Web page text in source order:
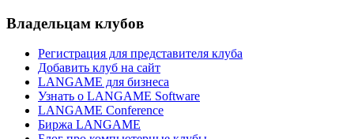
Владельцам клубов
Регистрация для представителя клуба
Добавить клуб на сайт
LANGAME для бизнеса
Узнать о LANGAME Software
LANGAME Conference
Биржа LANGAME